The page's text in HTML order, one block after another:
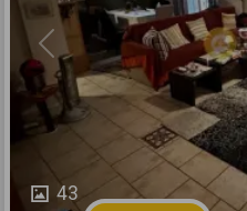
43
Previous